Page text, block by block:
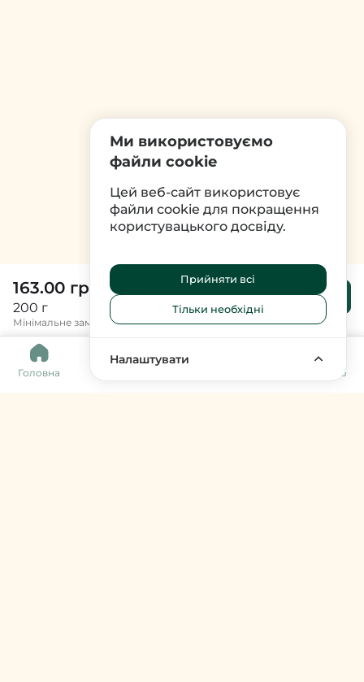
Головна Меню
163.00 грн
200 г
кошика
Мінімальне замовлення 400 грн.
Ми використовуємо
файли cookie
Цей веб-сайт використовує
файли cookie для покращення
користувацького досвіду.
Прийняти всі
Тільки необхідні
Налаштувати